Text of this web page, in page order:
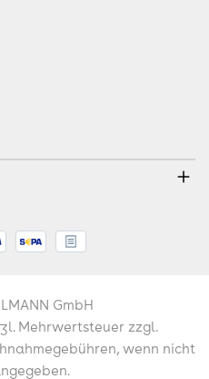
GmbH
Mehrwertsteuer zzgl.
wenn nicht